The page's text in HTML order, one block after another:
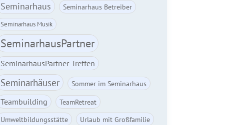
Seminarhaus Seminarhaus Betreiber
Seminarhaus Musik
SeminarhausPartner
SeminarhausPartner-Treffen
Seminarhäuser Sommer im Seminarhaus
Teambuilding
TeamRetreat
Umweltbildungsstätte
Urlaub mit Großfamilie